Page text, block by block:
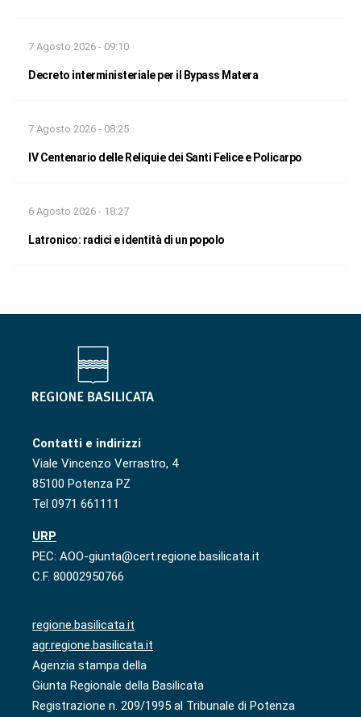
7 Agosto 2026 - 09:10
Decreto interministeriale per il Bypass Matera
7 Agosto 2026 - 08:25
IV Centenario delle Reliquie dei Santi Felice e Policarpo
6 Agosto 2026 - 18:27
Latronico: radici e identità di un popolo
Contatti e indirizzi
Viale Vincenzo Verrastro, 4
85100 Potenza PZ
Tel 0971 661111
URP
PEC: AOO-giunta@cert.regione.basilicata.it
C.F. 80002950766
regione.basilicata.it
agr.regione.basilicata.it
Agenzia stampa della
Giunta Regionale della Basilicata
Registrazione n. 209/1995 al Tribunale di Potenza